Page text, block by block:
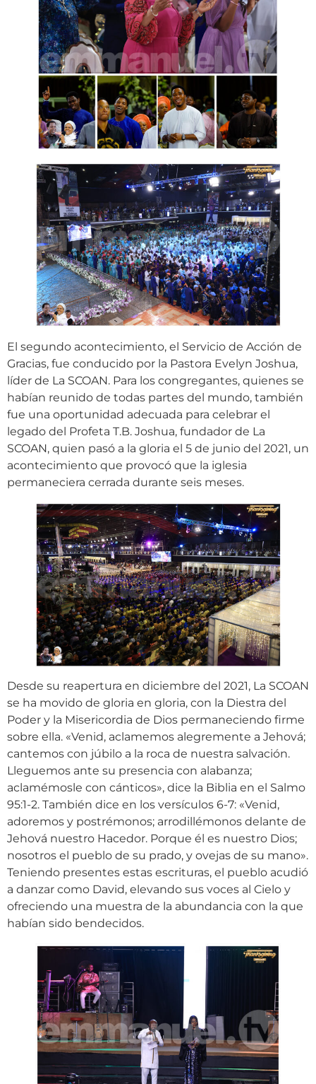
El segundo acontecimiento, el Servicio de Acción de
Gracias, fue conducido por la Pastora Evelyn Joshua,
líder de La SCOAN. Para los congregantes, quienes se
habían reunido de todas partes del mundo, también
fue una oportunidad adecuada para celebrar el
legado del Profeta T.B. Joshua, fundador de La
SCOAN, quien pasó a la gloria el 5 de junio del 2021, un
acontecimiento que provocó que la iglesia
permaneciera cerrada durante seis meses.
Desde su reapertura en diciembre del 2021, La SCOAN
se ha movido de gloria en gloria, con la Diestra del
Poder y la Misericordia de Dios permaneciendo firme
sobre ella. «Venid, aclamemos alegremente a Jehová;
cantemos con júbilo a la roca de nuestra salvación.
Lleguemos ante su presencia con alabanza;
aclamémosle con cánticos», dice la Biblia en el Salmo
95:1-2. También dice en los versículos 6-7: «Venid,
adoremos y postrémonos; arrodillémonos delante de
Jehová nuestro Hacedor. Porque él es nuestro Dios;
nosotros el pueblo de su prado, y ovejas de su mano».
Teniendo presentes estas escrituras, el pueblo acudió
a danzar como David, elevando sus voces al Cielo y
ofreciendo una muestra de la abundancia con la que
habían sido bendecidos.